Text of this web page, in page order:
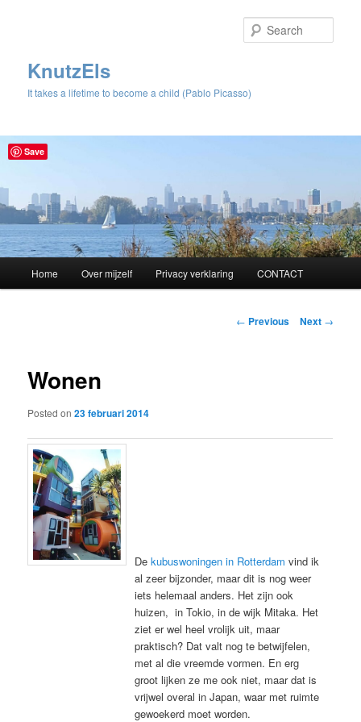
KnutzEls
It takes a lifetime to become a child (Pablo Picasso)
Skip
content
Home Over mijzelf Privacy verklaring CONTACT
Post
← Previous Next →
Wonen
Posted on23 februari 2014
Dekubuswoningen in Rotterdam vind ik
al zeer bijzonder, maar dit is nog weer
iets helemaal anders. Het zijn ook
huizen, in Tokio, in de wijk Mitaka. Het
ziet er wel heel vrolijk uit, maar
praktisch? Dat valt nog te betwijfelen,
met al die vreemde vormen. En erg
groot lijken ze me ook niet, maar dat is
vrijwel overal in Japan, waar met ruimte
gewoekerd moet worden.
Save